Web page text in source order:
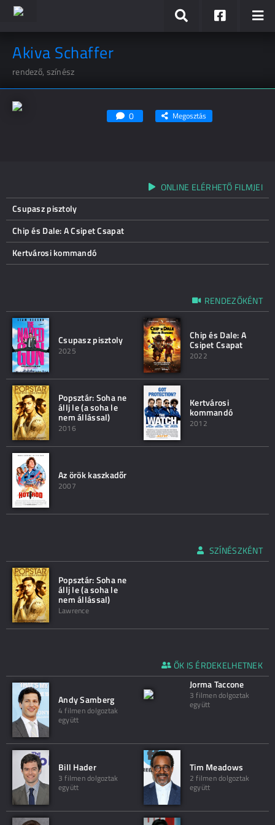
Akiva Schaffer
rendező, színész
0 Megosztás
ONLINE ELÉRHETŐ FILMJEI
Csupasz pisztoly
Chip és Dale: A Csipet Csapat
Kertvárosi kommandó
RENDEZŐKÉNT
Csupasz pisztoly
2025
Chip és Dale: A
Csipet Csapat
2022
Popsztár: Soha ne
állj le (a soha le
nem állással)
2016
Kertvárosi
kommandó
2012
Az örök kaszkadőr
2007
SZÍNÉSZKÉNT
Popsztár: Soha ne
állj le (a soha le
nem állással)
Lawrence
ŐK IS ÉRDEKELHETNEK
Andy Samberg
4 filmen dolgoztak
együtt
Jorma Taccone
3 filmen dolgoztak
együtt
Bill Hader
3 filmen dolgoztak
együtt
Tim Meadows
2 filmen dolgoztak
együtt